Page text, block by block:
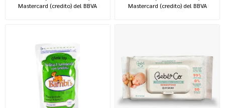
Mastercard (credito) del BBVA
Mastercard (credito) del BBVA